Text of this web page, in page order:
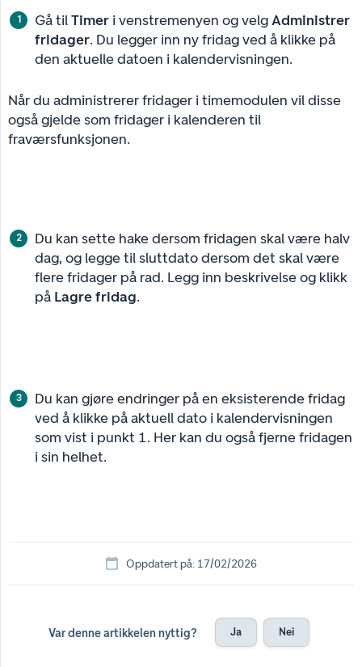
Gå tilTimer i venstremenyen og velgAdministrer
fridager. Du legger inn ny fridag ved å klikke på
den aktuelle datoen i kalendervisningen.
Når du administrerer fridager i timemodulen vil disse
også gjelde som fridager i kalenderen til
fraværsfunksjonen.
Du kan sette hake dersom fridagen skal være halv
dag, og legge til sluttdato dersom det skal være
flere fridager på rad. Legg inn beskrivelse og klikk
på Lagre fridag.
Du kan gjøre endringer på en eksisterende fridag
ved å klikke på aktuell dato i kalendervisningen
som vist i punkt 1. Her kan du også fjerne fridagen
i sin helhet.
Oppdatert på: 17/02/2026
Var denne artikkelen nyttig? Ja Nei